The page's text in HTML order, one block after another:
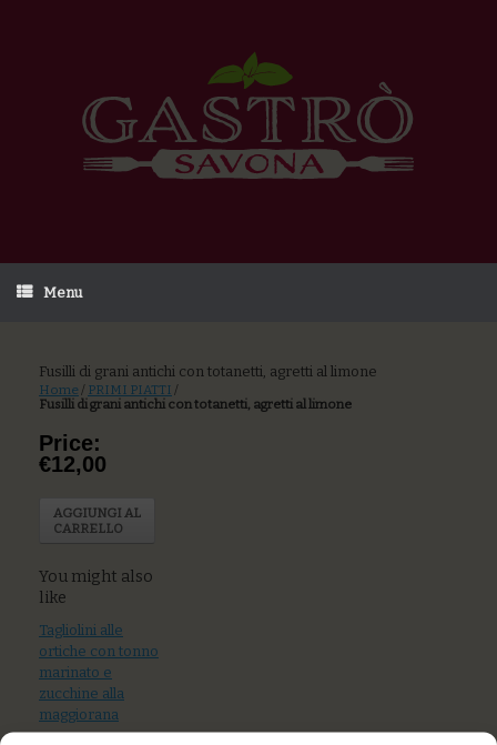
Menu
Fusilli di grani antichi con totanetti, agretti al limone
Home / PRIMI PIATTI /
Fusilli di grani antichi con totanetti, agretti al limone
Price:
€12,00
AGGIUNGI AL
CARRELLO
You might also
like
Tagliolini alle
ortiche con tonno
marinato e
zucchine alla
maggiorana